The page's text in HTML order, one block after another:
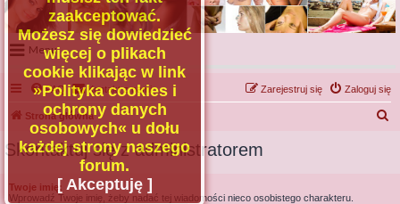
Menu
Portal
Facebook
Regulamin
Zapytaj administratora
Kontakt
FAQ Kontakt z nami Zaloguj się
Zarejestruj się
Strona główna
Skontaktuj się z administratorem
Twoje imię:
Wprowadź Twoje imię, żeby nadać tej wiadomości nieco osobistego charakteru.
zaakceptować.
Możesz się dowiedzieć
więcej o plikach
cookie klikając w link
»Polityka cookies i
ochrony danych
osobowych« u dołu
każdej strony naszego
forum.
[ Akceptuję ]